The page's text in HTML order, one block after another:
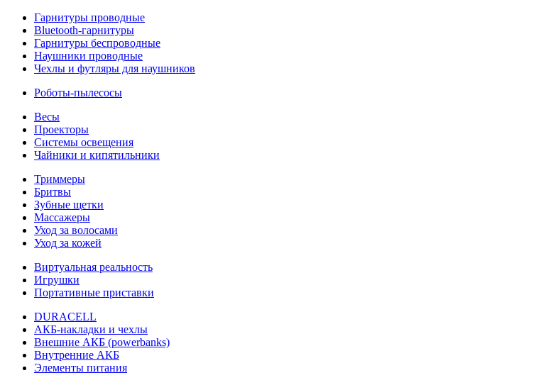
Гарнитуры проводные
Bluetooth-гарнитуры
Гарнитуры беспроводные
Наушники проводные
Чехлы и футляры для наушников
Роботы-пылесосы
Весы
Проекторы
Системы освещения
Чайники и кипятильники
Триммеры
Бритвы
Зубные щетки
Массажеры
Уход за волосами
Уход за кожей
Виртуальная реальность
Игрушки
Портативные приставки
DURACELL
АКБ-накладки и чехлы
Внешние АКБ (powerbanks)
Внутренние АКБ
Элементы питания